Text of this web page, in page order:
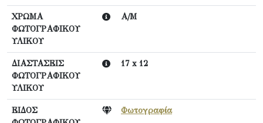
ΧΡΩΜΑ
ΦΩΤΟΓΡΑΦΙΚΟΥ
ΥΛΙΚΟΥ
Α/Μ
ΔΙΑΣΤΑΣΕΙΣ
ΦΩΤΟΓΡΑΦΙΚΟΥ
ΥΛΙΚΟΥ
17 x 12
ΕΙΔΟΣ
Φωτογραφία